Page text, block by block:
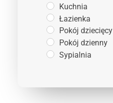
Kuchnia
Łazienka
Pokój dziecięcy
Pokój dzienny
Sypialnia